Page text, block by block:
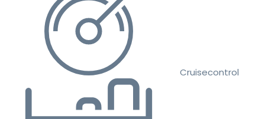
Cruisecontrol